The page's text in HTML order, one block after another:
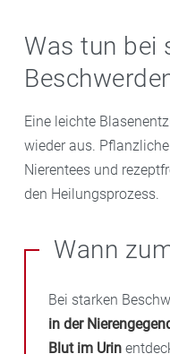
Was tun bei
Eine leichte
wieder aus.
Nierentees und
den Heilungsprozess.
Wann
Bei starken
in der
Blut im Urin